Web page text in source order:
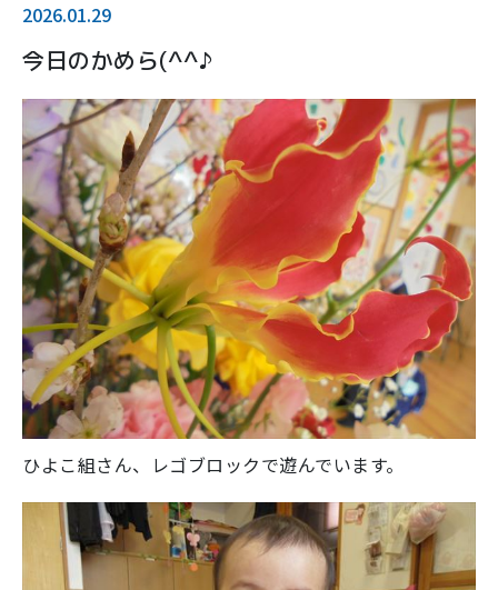
2026.01.29
今日のかめら(^^♪
ひよこ組さん、レゴブロックで遊んでいます。